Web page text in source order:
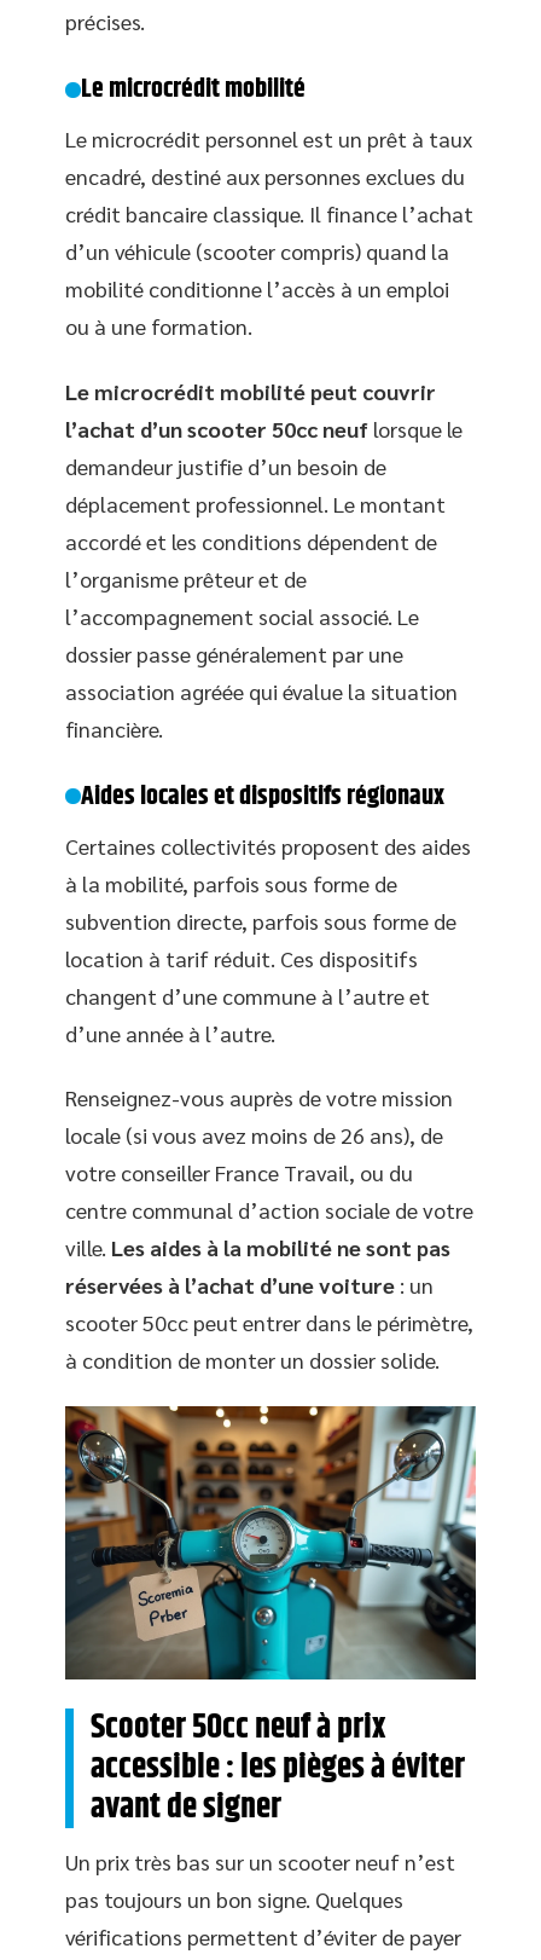
précises.
Le microcrédit mobilité
Le microcrédit personnel est un prêt à taux
encadré, destiné aux personnes exclues du
crédit bancaire classique. Il finance l’achat
d’un véhicule (scooter compris) quand la
mobilité conditionne l’accès à un emploi
ou à une formation.
Le microcrédit mobilité peut couvrir
l’achat d’un scooter 50cc neuf lorsque le
demandeur justifie d’un besoin de
déplacement professionnel. Le montant
accordé et les conditions dépendent de
l’organisme prêteur et de
l’accompagnement social associé. Le
dossier passe généralement par une
association agréée qui évalue la situation
financière.
Aides locales et dispositifs régionaux
Certaines collectivités proposent des aides
à la mobilité, parfois sous forme de
subvention directe, parfois sous forme de
location à tarif réduit. Ces dispositifs
changent d’une commune à l’autre et
d’une année à l’autre.
Renseignez-vous auprès de votre mission
locale (si vous avez moins de 26 ans), de
votre conseiller France Travail, ou du
centre communal d’action sociale de votre
ville. Les aides à la mobilité ne sont pas
réservées à l’achat d’une voiture : un
scooter 50cc peut entrer dans le périmètre,
à condition de monter un dossier solide.
Scooter 50cc neuf à prix
accessible : les pièges à éviter
avant de signer
Un prix très bas sur un scooter neuf n’est
pas toujours un bon signe. Quelques
vérifications permettent d’éviter de payer